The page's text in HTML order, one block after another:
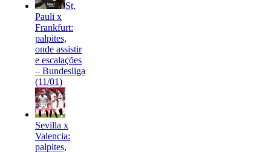
St.
Pauli x
Frankfurt:
palpites,
onde assistir
e escalações
– Bundesliga
(11/01)
Sevilla x
Valencia:
palpites,